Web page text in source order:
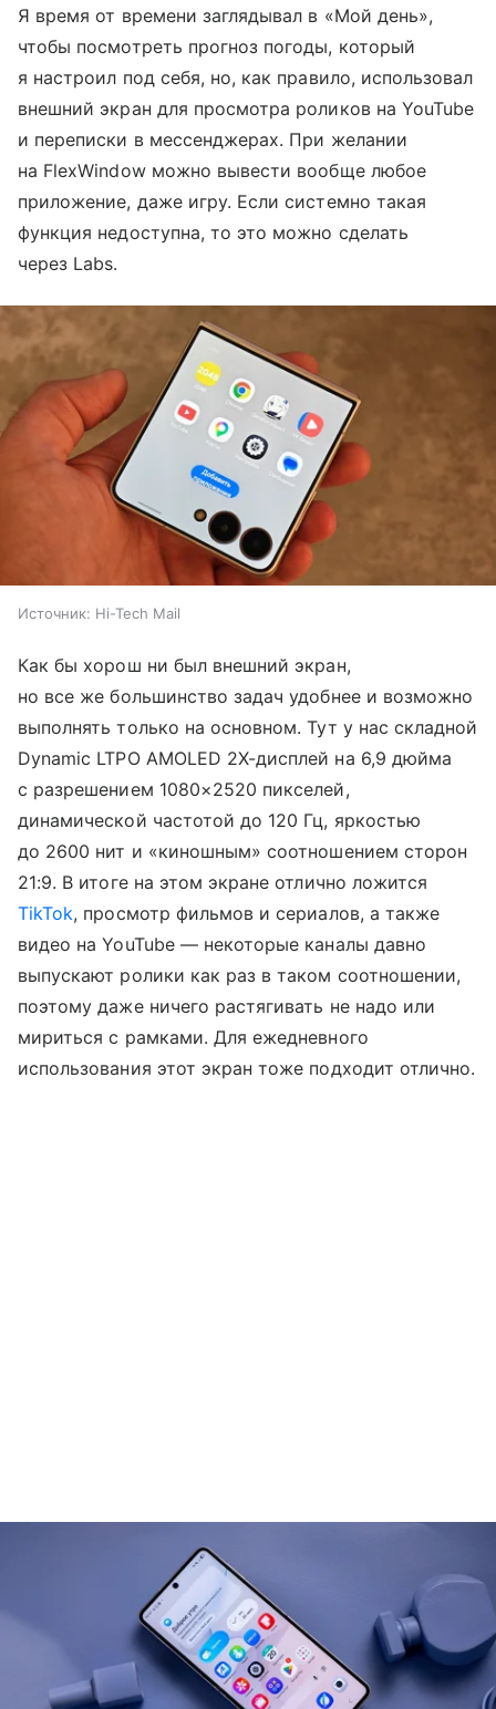
Я время от времени заглядывал в «Мой день»,
чтобы посмотреть прогноз погоды, который
я настроил под себя, но, как правило, использовал
внешний экран для просмотра роликов на YouTube
и переписки в мессенджерах. При желании
на FlexWindow можно вывести вообще любое
приложение, даже игру. Если системно такая
функция недоступна, то это можно сделать
через Labs.
Источник: Hi-Tech Mail
Как бы хорош ни был внешний экран,
но все же большинство задач удобнее и возможно
выполнять только на основном. Тут у нас складной
Dynamic LTPO AMOLED 2X-дисплей на 6,9 дюйма
с разрешением 1080×2520 пикселей,
динамической частотой до 120 Гц, яркостью
до 2600 нит и «киношным» соотношением сторон
21:9. В итоге на этом экране отлично ложится
TikTok, просмотр фильмов и сериалов, а также
видео на YouTube — некоторые каналы давно
выпускают ролики как раз в таком соотношении,
поэтому даже ничего растягивать не надо или
мириться с рамками. Для ежедневного
использования этот экран тоже подходит отлично.